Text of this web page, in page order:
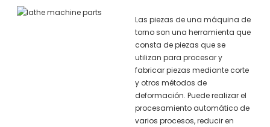
Las piezas de una máquina de
torno son una herramienta que
consta de piezas que se
utilizan para procesar y
fabricar piezas mediante corte
y otros métodos de
deformación. Puede realizar el
procesamiento automático de
varios procesos, reducir en